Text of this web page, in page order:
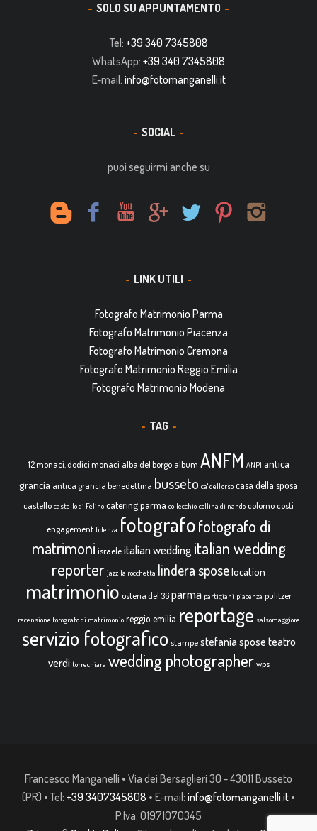
SOLO SU APPUNTAMENTO
Tel: +39 340 7345808
WhatsApp: +39 340 7345808
E-mail: info@fotomanganelli.it
SOCIAL
puoi seguirmi anche su
LINK UTILI
Fotografo Matrimonio Parma
Fotografo Matrimonio Piacenza
Fotografo Matrimonio Cremona
Fotografo Matrimonio Reggio Emilia
Fotografo Matrimonio Modena
TAG
12 monaci. dodici monaci alba del borgo album ANFM ANPI antica
grancia antica grancia benedettina busseto ca' dell'orso casa della sposa
castello castello di Felino catering parma collecchio collina di nando colorno costi
engagement fidenza fotografofotografo di
matrimoni israele italian wedding italian wedding
reporter jazz la rocchetta lindera sposelocation
matrimonio osteria del 36parma partigiani piacenza pulitzer
recensione fotografo di matrimonio reggio emilia reportage salsomaggiore
servizio fotografico stampe stefania spose teatro
verdi torrechiara wedding photographer wps
Francesco Manganelli • Via dei Bersaglieri 30 - 43011 Busseto
(PR) • Tel: +39 3407345808 • E-mail: info@fotomanganelli.it •
P.Iva: 01971070345